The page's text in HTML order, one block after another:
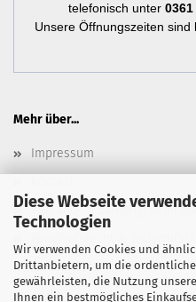
Diese Webseite
Technologien
Wir verwenden Cookies und
Drittanbietern, um die
gewährleisten, die Nutzung
Ihnen ein bestmögliches
telefonisch unter 0361
Unsere Öffnungszeiten sind
Mehr über...
Impressum
Versand- &
Newsletter
AGB